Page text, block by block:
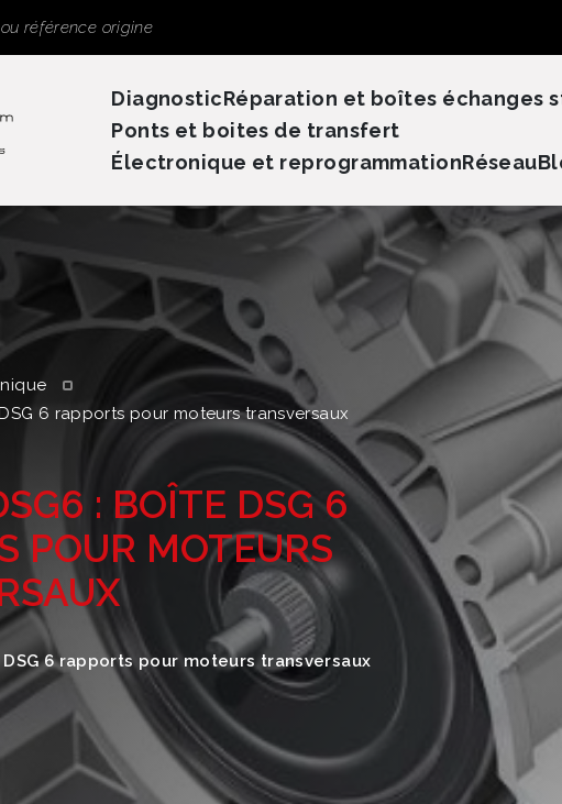
DiagnosticRéparation et boîtes échanges
Ponts et boites de transfert
Électronique et reprogrammationRéseau
6 rapports pour moteurs transversaux
: BOÎTE DSG 6
POUR MOTEURS
DSG 6 rapports pour moteurs transversaux